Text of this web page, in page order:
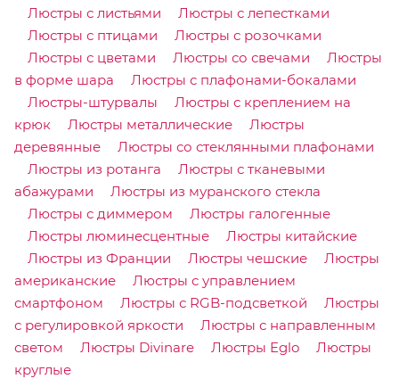
Люстры с листьями
Люстры с лепестками
Люстры с птицами
Люстры с розочками
Люстры с цветами
Люстры со свечами
Люстры
в форме шара
Люстры с плафонами-бокалами
Люстры-штурвалы
Люстры с креплением на
крюк
Люстры металлические
Люстры
деревянные
Люстры со стеклянными плафонами
Люстры из ротанга
Люстры с тканевыми
абажурами
Люстры из муранского стекла
Люстры с диммером
Люстры галогенные
Люстры люминесцентные
Люстры китайские
Люстры из Франции
Люстры чешские
Люстры
американские
Люстры с управлением
смартфоном
Люстры с RGB-подсветкой
Люстры
с регулировкой яркости
Люстры с направленным
светом
Люстры Divinare Люстры Eglo
Люстры
круглые